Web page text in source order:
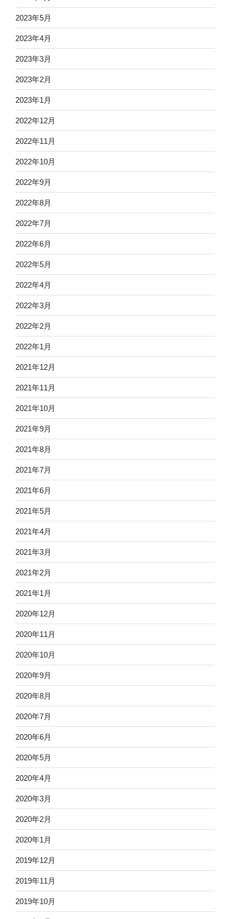
2023年5月
2023年4月
2023年3月
2023年2月
2023年1月
2022年12月
2022年11月
2022年10月
2022年9月
2022年8月
2022年7月
2022年6月
2022年5月
2022年4月
2022年3月
2022年2月
2022年1月
2021年12月
2021年11月
2021年10月
2021年9月
2021年8月
2021年7月
2021年6月
2021年5月
2021年4月
2021年3月
2021年2月
2021年1月
2020年12月
2020年11月
2020年10月
2020年9月
2020年8月
2020年7月
2020年6月
2020年5月
2020年4月
2020年3月
2020年2月
2020年1月
2019年12月
2019年11月
2019年10月